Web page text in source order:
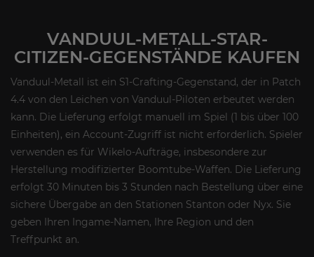
VANDUUL-METALL-STAR-
CITIZEN-GEGENSTÄNDE KAUFEN
Vanduul-Metall ist ein S1-Crafting-Gegenstand, der in Patch
4.4 von den Leichen von Vanduul-Piloten erbeutet werden
kann. Die Lieferung erfolgt manuell im Spiel (1 bis über 100
Einheiten), ein Account-Zugriff ist nicht erforderlich. Spieler
verwenden es für Wikelo-Aufträge, insbesondere zur
Herstellung modifizierter Boomtube-Waffen. Die Lieferung
erfolgt 30 Minuten bis 3 Stunden nach Bestellung über eine
sichere Übergabe an den Stationen Stanton oder Nyx. Sie
geben Ihren Ingame-Namen, Ihre Region und den
Treffpunkt an.